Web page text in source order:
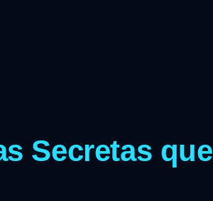
Secretas que